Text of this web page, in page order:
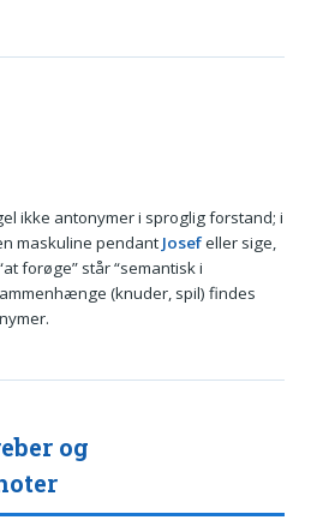
ikke antonymer i sproglig forstand; i
maskuline pendant Josefeller sige,
forøge” står “semantisk i
(knuder, spil) findes
og